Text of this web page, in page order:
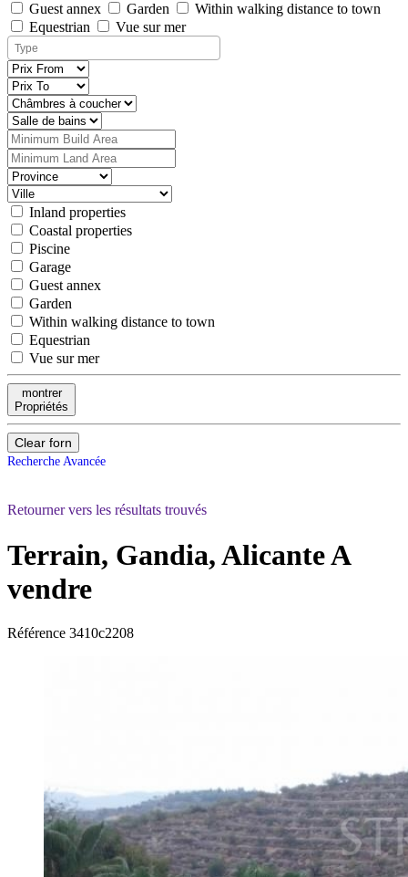
Guest annex
Garden
Within walking distance to town
Equestrian
Vue sur mer
Inland properties
Coastal properties
Piscine
Garage
Guest annex
Garden
Within walking distance to town
Equestrian
Vue sur mer
montrer
Propriétés
Clear forn
Recherche Avancée
Retourner vers les résultats trouvés
Terrain, Gandia, AlicanteA
vendre
Référence 3410c2208